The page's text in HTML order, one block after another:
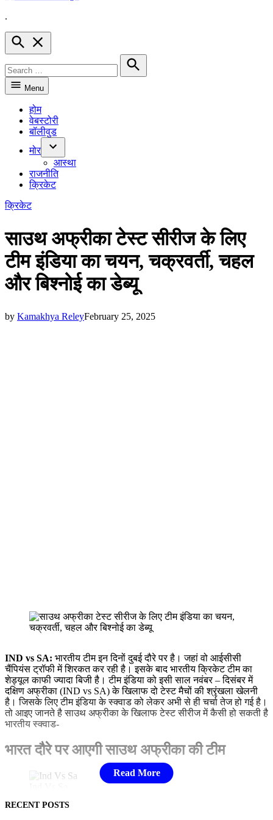
.
Open
Search
for:
Search
Menu
होम
वेबस्टोरी
बॉलीवुड
मोर
Open
dropdown
menu
आस्था
राजनीति
क्रिकेट
POSTED
क्रिकेट
साउथ अफ्रीका टेस्ट सीरीज के लिए
टीम इंडिया का चयन, चक्रवर्ती, चहल
और बिश्नोई का डेब्यू
by Kamakhya ReleyFebruary 25, 2025
IND vs SA: भारतीय टीम इन दिनों दुबई दौरे पर है। जहां वो आईसीसी
चैंपियंस ट्रॉफी में शिरकत कर रही है। इसके बाद भारतीय क्रिकेट टीम का
शेड्यूल काफी ज्यादा बिजी है। टीम इंडिया को इसी साल नवंबर – दिसंबर में
दक्षिण अफ्रीका (IND vs SA) के खिलाफ दो टेस्ट मैचों की श्रृंखला खेलनी
है। जिसके लिए टीम इंडिया के स्क्वाड को लेकर अभी से ही चर्चा तेज हो गई है।
तो आइए जानते है साउथ अफ्रीका के खिलाफ टेस्ट सीरीज में कैसी हो सकती है
भारतीय स्क्वाड-
भारत दौरे पर आएगी साउथ अफ्रीका की टीम
विश्व टेस्ट चैंपियनशिप के अगले चक्र की शुरुआत से पहले देखा जाए तो 2025
RECENT POSTS